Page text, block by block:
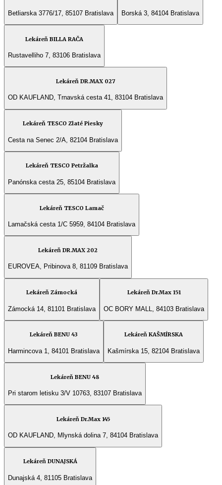
Betliarska 3776/17, 85107 Bratislava Borská 3, 84104 Bratislava
Lekáreň BILLA RAČA
Rustavelliho 7, 83106 Bratislava
Lekáreň DR.MAX 027
OD KAUFLAND, Trnavská cesta 41, 83104 Bratislava
Lekáreň TESCO Zlaté Piesky
Cesta na Senec 2/A, 82104 Bratislava
Lekáreň TESCO Petržalka
Panónska cesta 25, 85104 Bratislava
Lekáreň TESCO Lamač
Lamačská cesta 1/C 5959, 84104 Bratislava
Lekáreň DR.MAX 202
EUROVEA, Pribinova 8, 81109 Bratislava
Lekáreň Zámocká
Zámocká 14, 81101 Bratislava
Lekáreň Dr.Max 151
OC BORY MALL, 84103 Bratislava
Lekáreň BENU 43
Harmincova 1, 84101 Bratislava
Lekáreň KAŠMÍRSKA
Kašmírska 15, 82104 Bratislava
Lekáreň BENU 48
Pri starom letisku 3/V 10763, 83107 Bratislava
Lekáreň Dr.Max 145
OD KAUFLAND, Mlynská dolina 7, 84104 Bratislava
Lekáreň DUNAJSKÁ
Dunajská 4, 81105 Bratislava